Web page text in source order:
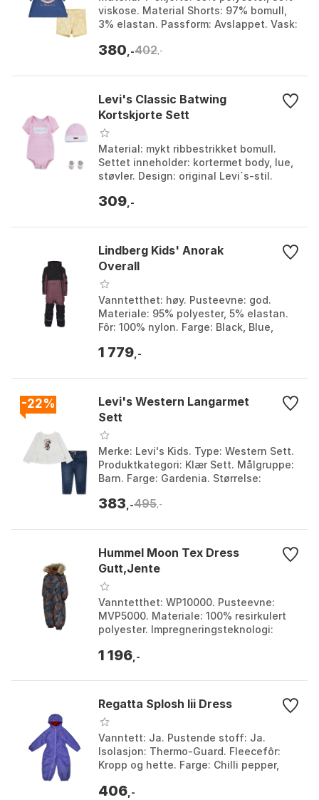
viskose. Material Shorts: 97% bomull,
3% elastan. Passform: Avslappet. Vask:
Farge: Coa...
380 ,-402 ,-
Levi's Classic Batwing
Kortskjorte Sett
Material: mykt ribbestrikket bomull.
Settet inneholder: kortermet body, lue,
støvler. Design: original Levi´s-stil.
trykknapper....
309 ,-
Lindberg Kids' Anorak
Overall
Vanntetthet: høy. Pusteevne: god.
Materiale: 95% polyester, 5% elastan.
Fôr: 100% nylon. Farge: Black, Blue,
110, 120, 13...
1 779 ,-
-22%
Levi's Western Langarmet
Sett
Merke: Levi's Kids. Type: Western Sett.
Produktkategori: Klær Sett. Målgruppe:
Barn. Farge: Gardenia. Størrelse:
9MON.
383 ,-495,-
Hummel Moon Tex Dress
Gutt,Jente
Vanntetthet: WP10000. Pusteevne:
MVP5000. Materiale: 100% resirkulert
polyester. Impregneringsteknologi:
fluorfri. Farge: Black ir...
1 196 ,-
Regatta Splosh Iii Dress
Vanntett: Ja. Pustende stoff: Ja.
Isolasjon: Thermo-Guard. Fleecefôr:
Kropp og hette. Farge: Chilli pepper,
18MON, 12MON...
406 ,-